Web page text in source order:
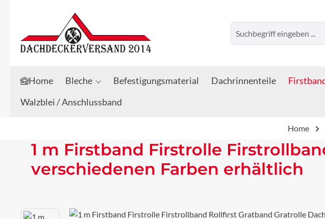
Zum Hauptinhalt springen
Zur Suche springen
Home Bleche Befestigungsmaterial Dachrinnenteile
Walzblei / Anschlussband
Home
1 m Firstband Firstrolle
verschiedenen Farben erhältlich
Bildergalerie überspringen